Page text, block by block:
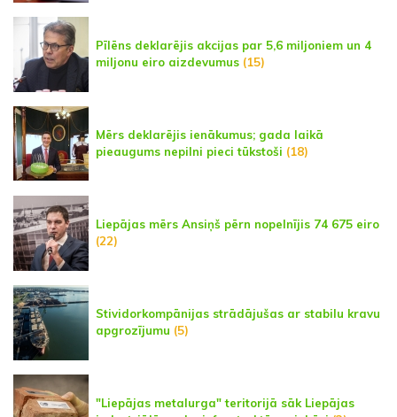
Pīlēns deklarējis akcijas par 5,6 miljoniem un 4
miljonu eiro aizdevumus (15)
Mērs deklarējis ienākumus; gada laikā
pieaugums nepilni pieci tūkstoši (18)
Liepājas mērs Ansiņš pērn nopelnījis 74 675 eiro
(22)
Stividorkompānijas strādājušas ar stabilu kravu
apgrozījumu (5)
"Liepājas metalurga" teritorijā sāk Liepājas